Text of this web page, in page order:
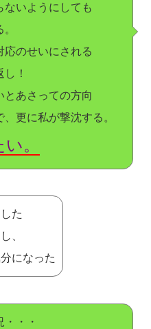
ないようにしても
応のせいにされる
！
とあさっての方向
更に私が撃沈する。
。
た
、
になった
・・・